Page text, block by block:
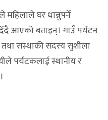
घर धान्नुपर्ने
आएको बताइन्। गाउँ पर्यटन
तथा संस्थाकी सदस्य सुशीला
पर्यटकलाई स्थानीय र